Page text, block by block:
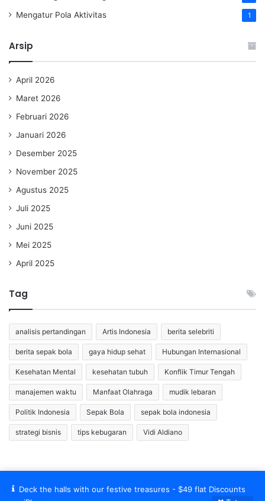
Deck the halls with our festive treasures - $49 flat Discounts
Mengatur Pola Aktivitas 1
Arsip
April 2026
Maret 2026
Februari 2026
Januari 2026
Desember 2025
November 2025
Agustus 2025
Juli 2025
Juni 2025
Mei 2025
April 2025
Tag
analisis pertandingan Artis Indonesia berita selebriti
berita sepak bola gaya hidup sehat Hubungan Internasional
Kesehatan Mental kesehatan tubuh Konflik Timur Tengah
manajemen waktu Manfaat Olahraga mudik lebaran
Politik Indonesia Sepak Bola sepak bola indonesia
strategi bisnis tips kebugaran Vidi Aldiano